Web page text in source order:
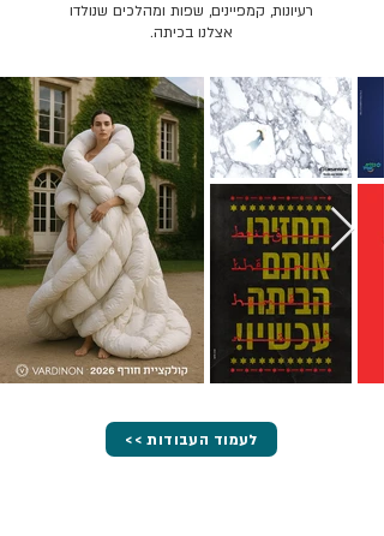
רעיונות, קמפיינים, שפות ומהלכים שנולדו
אצלנו בכיתה.
<< לעמוד העבודות